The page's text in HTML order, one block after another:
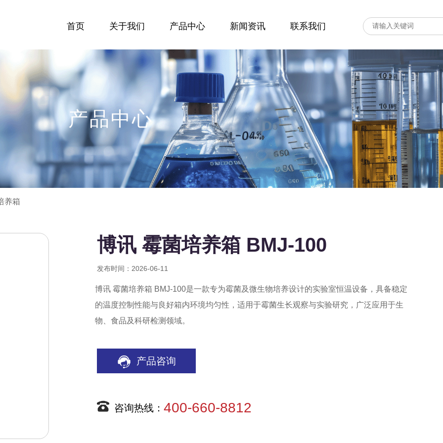
首页 关于我们 产品中心 新闻资讯 联系我们
产品中心
养箱
博讯 霉菌培养箱 BMJ-100
发布时间：2026-06-11
博讯 霉菌培养箱 BMJ-100是一款专为霉菌及微生物培养设计的实验室恒温设备，具备稳定
的温度控制性能与良好箱内环境均匀性，适用于霉菌生长观察与实验研究，广泛应用于生
物、食品及科研检测领域。
产品咨询
咨询热线： 400-660-8812